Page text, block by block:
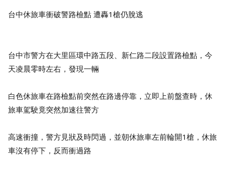
台中休旅車衝破警路檢點 遭轟1槍仍脫逃
台中市警方在大里區環中路五段、新仁路二段設置路檢點，今
天凌晨零時左右，發現一輛
白色休旅車在路檢點前突然在路邊停靠，立即上前盤查時，休
旅車駕駛竟突然加速往警方
高速衝撞，警方見狀及時閃過，並朝休旅車左前輪開1槍，休旅
車沒有停下，反而衝過路